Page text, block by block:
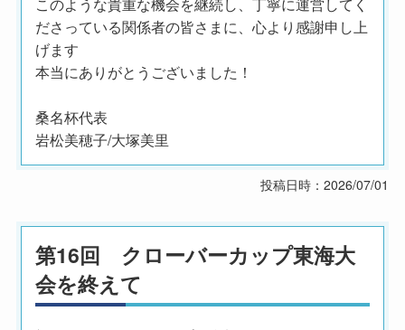
ださっている関係者の皆さまに、心より感謝申し上
げます
本当にありがとうございました！
桑名杯代表
岩松美穂子/大塚美里
投稿日時：2026/07/01
第16回 クローバーカップ東海大
会を終えて